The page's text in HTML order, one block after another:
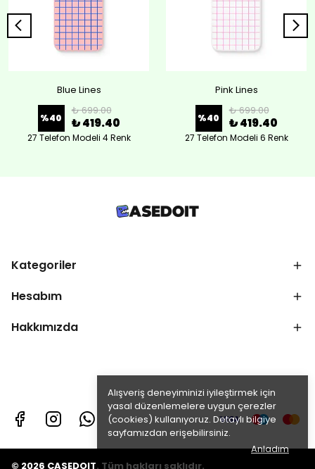
Alışveriş deneyiminizi iyileştirmek için
yasal düzenlemelere uygun çerezler
(cookies) kullanıyoruz. Detaylı bilgiye
sayfamızdan erişebilirsiniz.
Anladım
Blue Lines
%40
₺ 699.00
₺ 419.40
27 Telefon Modeli 4 Renk
Pink Lines
%40
₺ 699.00
₺ 419.40
27 Telefon Modeli 6 Renk
Kategoriler
Hesabım
Hakkımızda
© 2026 CASEDOIT. Tüm hakları saklıdır.